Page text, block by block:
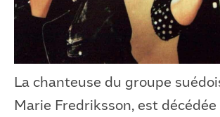
La chanteuse du groupe
Marie Fredriksson, est